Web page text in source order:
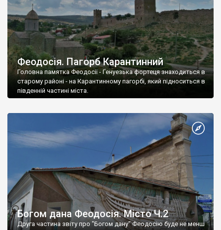
Феодосія. Пагорб Карантинний
Головна памятка Феодосії - Генуезька фортеця знаходиться в
старому районі - на Карантинному пагорбі, який підноситься в
південній частині міста.
Богом дана Феодосія. Місто Ч.2
Друга частина звіту про "Богом дану" Феодосію буде не менш